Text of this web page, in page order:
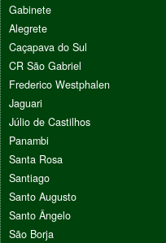
Gabinete
Alegrete
Caçapava do Sul
CR São Gabriel
Frederico Westphalen
Jaguari
Júlio de Castilhos
Panambi
Santa Rosa
Santiago
Santo Augusto
Santo Ângelo
São Borja